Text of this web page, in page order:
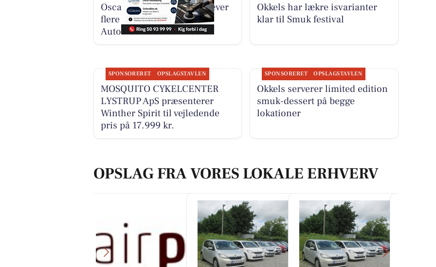
Oscar Biludlejning fremhæver
flere specialister hos
Automotive Center Hobro
Okkels har lækre isvarianter
klar til Smuk festival
SPONSORERET OPSLAGSTAVLEN
MOSQUITO CYKELCENTER
LYSTRUP ApS præsenterer
Winther Spirit til vejledende
pris på 17.999 kr.
SPONSORERET OPSLAGSTAVLEN
Okkels serverer limited edition
smuk-dessert på begge
lokationer
OPSLAG FRA VORES LOKALE ERHVERV